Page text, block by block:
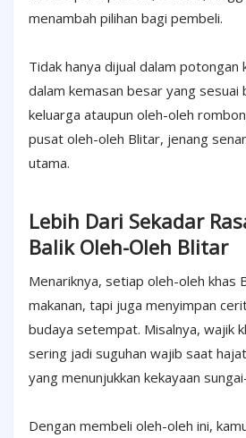
menambah pilihan bagi pembeli.
Tidak hanya dijual dalam potongan
dalam kemasan besar yang sesuai
keluarga ataupun oleh-oleh
pusat oleh-oleh Blitar, jenang
utama.
Lebih Dari Sekadar
Balik Oleh-Oleh Blitar
Menariknya, setiap oleh-oleh khas
makanan, tapi juga menyimpan
budaya setempat. Misalnya, wajik
sering jadi suguhan wajib saat
yang menunjukkan kekayaan
Dengan membeli oleh-oleh ini,